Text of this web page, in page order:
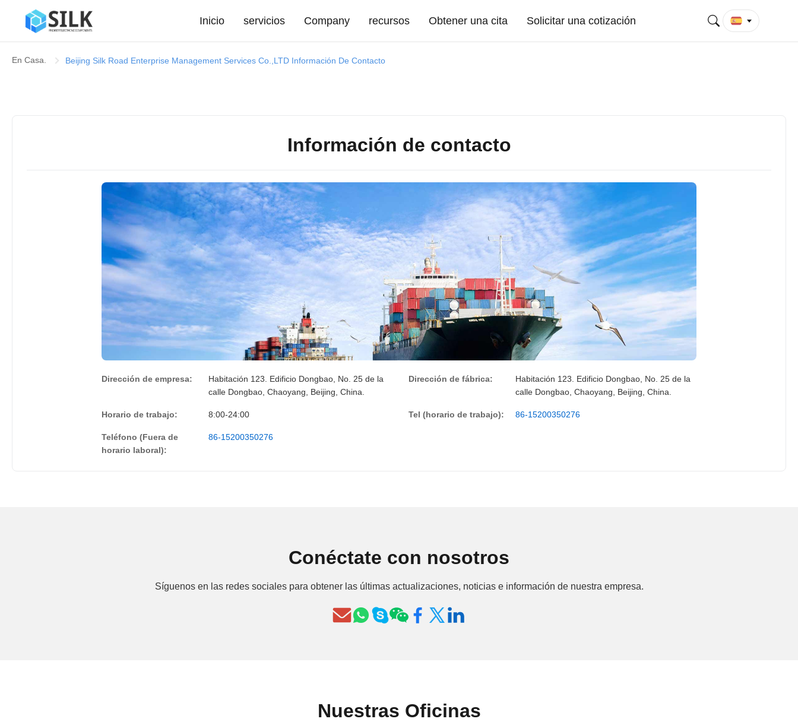
Inicio servicios Company recursos Obtener una cita Solicitar una cotización
En Casa. Beijing Silk Road Enterprise Management Services Co.,LTD Información De Contacto
Información de contacto
Dirección de empresa:
Habitación 123. Edificio Dongbao, No. 25 de la
calle Dongbao, Chaoyang, Beijing, China.
Dirección de fábrica:
Habitación 123. Edificio Dongbao, No. 25 de la
calle Dongbao, Chaoyang, Beijing, China.
Horario de trabajo: 8:00-24:00 Tel (horario de trabajo): 86-15200350276
Teléfono (Fuera de
horario laboral):
86-15200350276
Conéctate con nosotros
Síguenos en las redes sociales para obtener las últimas actualizaciones, noticias e información de nuestra empresa.
Nuestras Oficinas